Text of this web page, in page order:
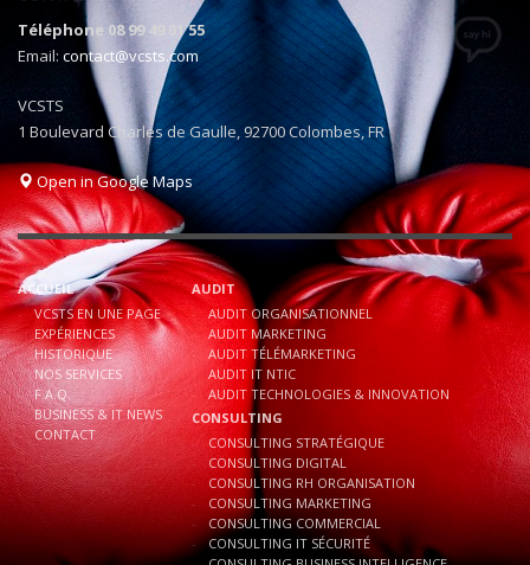
Téléphone 08 99 49 01 55
Email: contact@vcsts.com
VCSTS
1 Boulevard Charles de Gaulle, 92700 Colombes, FR
Open in Google Maps
ACCUEIL
VCSTS EN UNE PAGE
EXPÉRIENCES
HISTORIQUE
NOS SERVICES
F.A.Q.
BUSINESS & IT NEWS
CONTACT
AUDIT
AUDIT ORGANISATIONNEL
AUDIT MARKETING
AUDIT TÉLÉMARKETING
AUDIT IT NTIC
AUDIT TECHNOLOGIES & INNOVATION
CONSULTING
CONSULTING STRATÉGIQUE
CONSULTING DIGITAL
CONSULTING RH ORGANISATION
CONSULTING MARKETING
CONSULTING COMMERCIAL
CONSULTING IT SÉCURITÉ